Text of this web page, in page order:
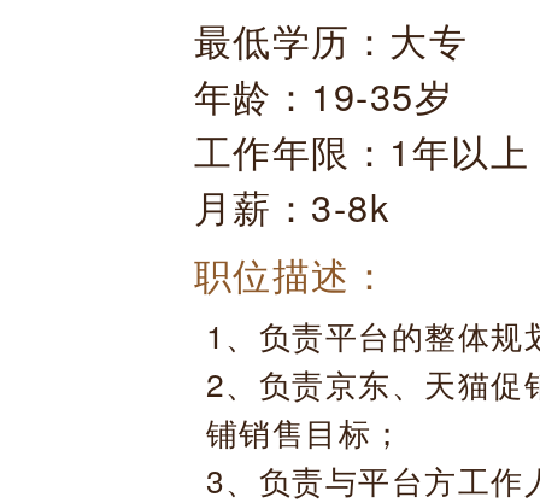
最低学历：大专
年龄：19-35岁
工作年限：1年以上
月薪：3-8k
职位描述：
1、负责平台的整体
2、负责京东、天猫促
铺销售目标；
3、负责与平台方工作